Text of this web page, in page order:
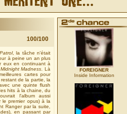
100/100
, la tâche n'était
à peine un an plus
eux en continuant à
Midnight Madness . Là
cartes pour
de la partie, la
une quinte flush
hits à la chaine, du
l'album aussi
le premier opus) à la
Ranger par la suite,
en passant par
FOREIGNER
Inside Information